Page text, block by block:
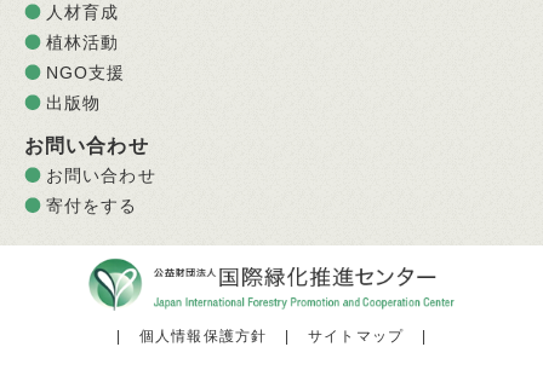
人材育成
植林活動
NGO支援
出版物
お問い合わせ
お問い合わせ
寄付をする
個人情報保護方針 サイトマップ